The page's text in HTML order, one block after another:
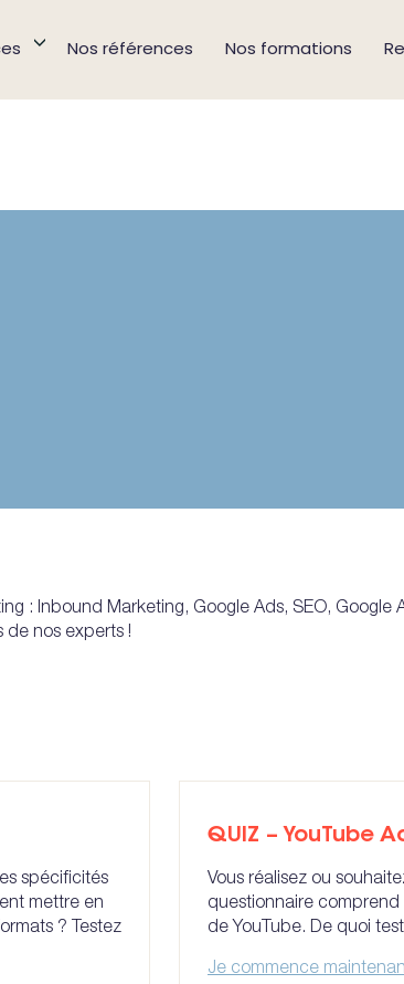
Nos références Nos formations
: Inbound Marketing, Google Ads, SEO,
de nos experts !
spécificités
mettre en
? Testez
QUIZ – YouTube
Vous réalisez ou
questionnaire
de YouTube. De quoi
Je commence